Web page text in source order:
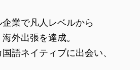
業で凡人レベルから
外出張を達成。
語ネイティブに出会い、